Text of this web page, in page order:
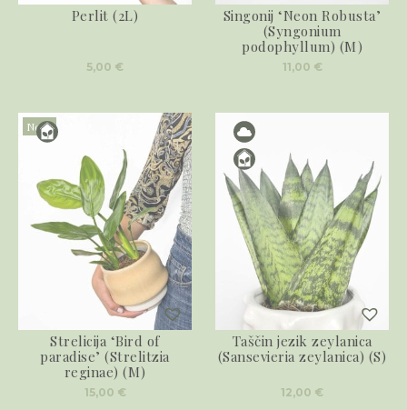
Perlit (2L)
5,00 €
Singonij ‘Neon Robusta’
(Syngonium
podophyllum) (M)
11,00 €
Novo
Strelicija ‘Bird of
paradise’ (Strelitzia
reginae) (M)
15,00 €
Taščin jezik zeylanica
(Sansevieria zeylanica) (S)
12,00 €